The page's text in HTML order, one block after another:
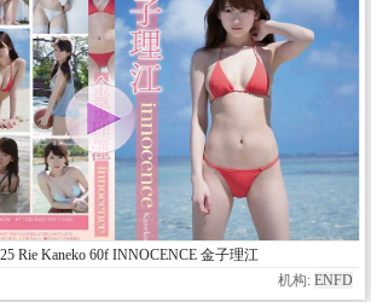
Rie Kaneko 60f INNOCENCE 金子理江
机构: ENFD